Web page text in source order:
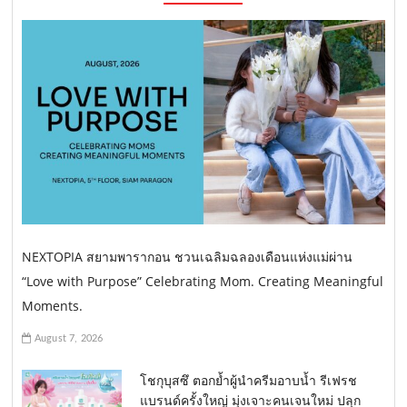
NEXTOPIA สยามพารากอน ชวนเฉลิมฉลองเดือนแห่งแม่ผ่าน
“Love with Purpose” Celebrating Mom. Creating Meaningful
Moments.
August 7, 2026
โชกุบุสซึ ตอกย้ำผู้นำครีมอาบน้ำ รีเฟรช
แบรนด์ครั้งใหญ่ มุ่งเจาะคนเจนใหม่ ปลุก